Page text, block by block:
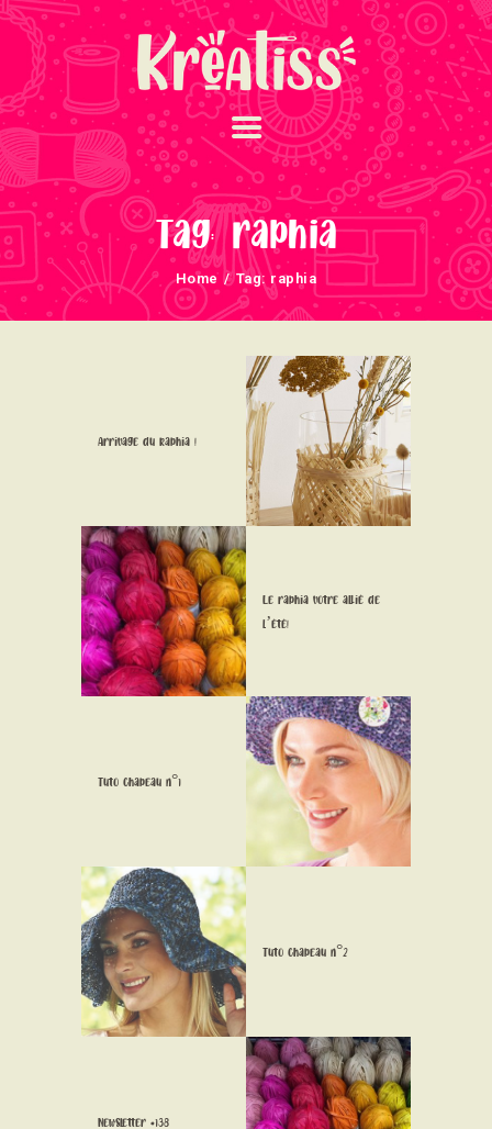
Tag: raphia
Home Tag: raphia
ACCUEIL
NOS UNIVERS
ARRIVAGES
ATELIERS ET
ÉVÈNEMENTS
INFOS ÉVÈNEMENTS
NEWSLETTERS
NOUS SOUTENONS
Arrivage du Raphia !
Le raphia votre allié de
l’été!
Tuto Chapeau n°1
Tuto Chapeau n°2
Newsletter #138